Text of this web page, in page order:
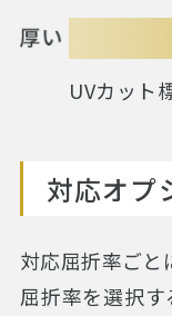
UVカット
対応オプ
対応屈折率ごと
屈折率を選択